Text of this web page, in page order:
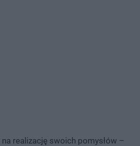
na realizację swoich pomysłów –